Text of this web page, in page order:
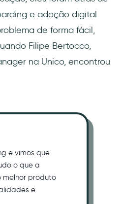
e adoção digital
de forma fácil,
Filipe Bertocco,
na Unico, encontrou
e vimos que
o que a
melhor produto
e